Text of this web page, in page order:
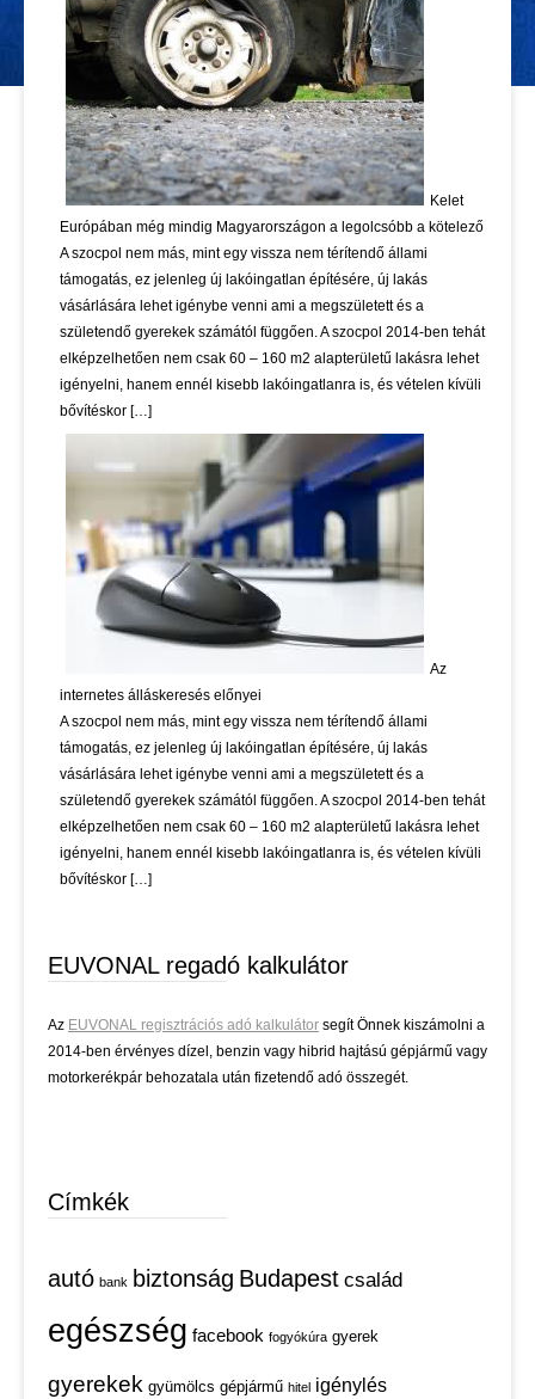
Kelet
Európában még mindig Magyarországon a legolcsóbb a kötelező
A szocpol nem más, mint egy vissza nem térítendő állami
támogatás, ez jelenleg új lakóingatlan építésére, új lakás
vásárlására lehet igénybe venni ami a megszületett és a
születendő gyerekek számától függően. A szocpol 2014-ben tehát
elképzelhetően nem csak 60 – 160 m2 alapterületű lakásra lehet
igényelni, hanem ennél kisebb lakóingatlanra is, és vételen kívüli
bővítéskor […]
Az
internetes álláskeresés előnyei
A szocpol nem más, mint egy vissza nem térítendő állami
támogatás, ez jelenleg új lakóingatlan építésére, új lakás
vásárlására lehet igénybe venni ami a megszületett és a
születendő gyerekek számától függően. A szocpol 2014-ben tehát
elképzelhetően nem csak 60 – 160 m2 alapterületű lakásra lehet
igényelni, hanem ennél kisebb lakóingatlanra is, és vételen kívüli
bővítéskor […]
EUVONAL regadó kalkulátor
Az EUVONAL regisztrációs adó kalkulátor segít Önnek kiszámolni a
2014-ben érvényes dízel, benzin vagy hibrid hajtású gépjármű vagy
motorkerékpár behozatala után fizetendő adó összegét.
Címkék
autó bank biztonság Budapest család
egészség facebook fogyókúra gyerek
gyerekek gyümölcs gépjármű hitel igénylés